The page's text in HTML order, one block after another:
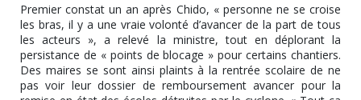
Premier constat un an après Chido, « personne ne se croise
les bras, il y a une vraie volonté d’avancer de la part de tous
les acteurs », a relevé la ministre, tout en déplorant la
persistance de « points de blocage » pour certains chantiers.
Des maires se sont ainsi plaints à la rentrée scolaire de ne
pas voir leur dossier de remboursement avancer pour la